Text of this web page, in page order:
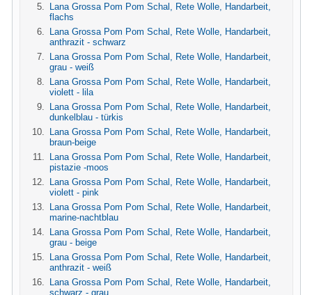
Lana Grossa Pom Pom Schal, Rete Wolle, Handarbeit,
flachs
Lana Grossa Pom Pom Schal, Rete Wolle, Handarbeit,
anthrazit - schwarz
Lana Grossa Pom Pom Schal, Rete Wolle, Handarbeit,
grau - weiß
Lana Grossa Pom Pom Schal, Rete Wolle, Handarbeit,
violett - lila
Lana Grossa Pom Pom Schal, Rete Wolle, Handarbeit,
dunkelblau - türkis
Lana Grossa Pom Pom Schal, Rete Wolle, Handarbeit,
braun-beige
Lana Grossa Pom Pom Schal, Rete Wolle, Handarbeit,
pistazie -moos
Lana Grossa Pom Pom Schal, Rete Wolle, Handarbeit,
violett - pink
Lana Grossa Pom Pom Schal, Rete Wolle, Handarbeit,
marine-nachtblau
Lana Grossa Pom Pom Schal, Rete Wolle, Handarbeit,
grau - beige
Lana Grossa Pom Pom Schal, Rete Wolle, Handarbeit,
anthrazit - weiß
Lana Grossa Pom Pom Schal, Rete Wolle, Handarbeit,
schwarz - grau